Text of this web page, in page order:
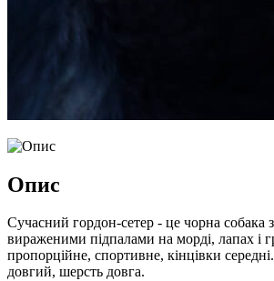
Опис
Сучасний гордон-сетер - це чорна собака
вираженими підпалами на морді, лапах і
пропорційне, спортивне, кінцівки
довгий, шерсть довга.